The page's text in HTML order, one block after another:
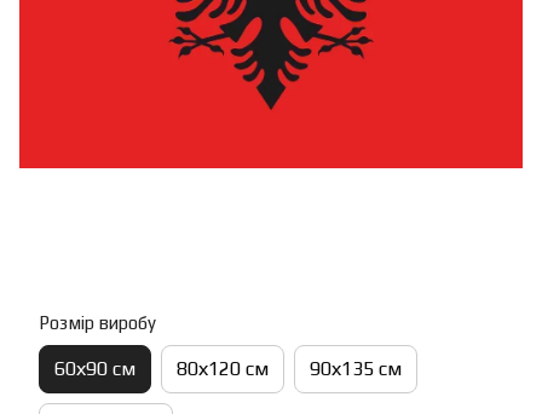
Розмір виробу
60х90 см 80х120 см 90х135 см